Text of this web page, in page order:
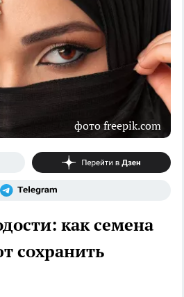
фото freepik.com
как семена
сохранить